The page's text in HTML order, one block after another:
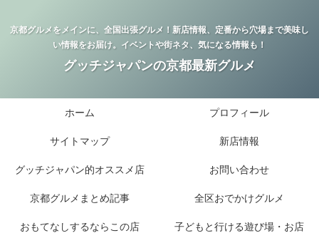
京都グルメをメインに、全国出張グルメ！新店情報、定番から穴場まで美味し
い情報をお届け。イベントや街ネタ、気になる情報も！
グッチジャパンの京都最新グルメ
ホーム プロフィール
サイトマップ 新店情報
グッチジャパン的オススメ店 お問い合わせ
京都グルメまとめ記事 全区おでかけグルメ
おもてなしするならこの店 子どもと行ける遊び場・お店